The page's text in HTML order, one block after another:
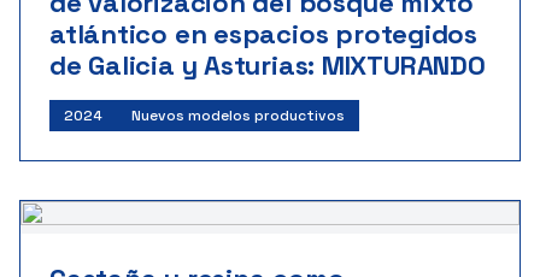
atlántico en espacios protegidos
de Galicia y Asturias: MIXTURANDO
2024 Nuevos modelos productivos